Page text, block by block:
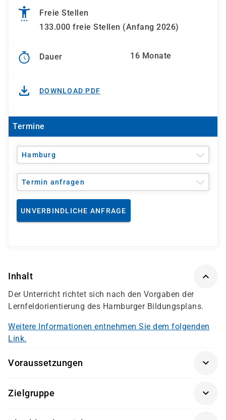
Freie Stellen
133.000 freie Stellen (Anfang 2026)
Dauer 16 Monate
DOWNLOAD PDF
Termine
Hamburg
Termin anfragen
UNVERBINDLICHE ANFRAGE
Inhalt
Der Unterricht richtet sich nach den Vorgaben der
Lernfeldorientierung des Hamburger Bildungsplans.
Weitere Informationen entnehmen Sie dem folgenden
Link.
Voraussetzungen
Interesse an der Arbeit mit Menschen
Eignungstest damago
Zielgruppe